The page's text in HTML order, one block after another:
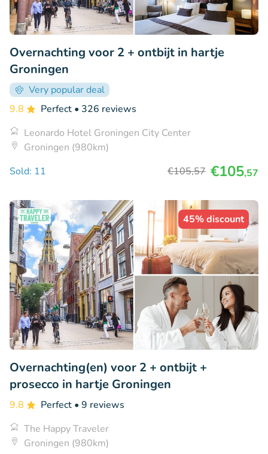
Overnachting voor 2 + ontbijt in hartje
Groningen
Very popular deal
9.8
Perfect • 326 reviews
Leonardo Hotel Groningen City Center
Groningen (980km)
Sold: 11
€105,57 €105,57
45% discount
Overnachting(en) voor 2 + ontbijt +
prosecco in hartje Groningen
9.8 Perfect • 9 reviews
The Happy Traveler
Groningen (980km)